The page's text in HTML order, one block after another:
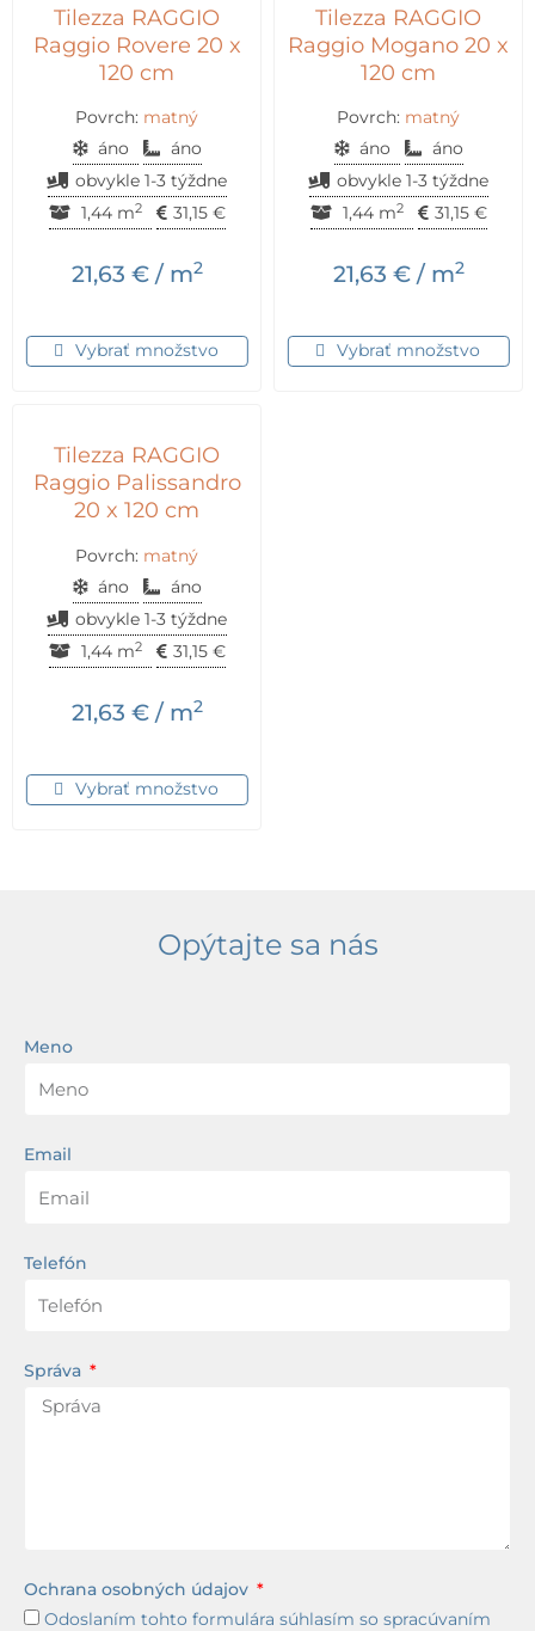
Tilezza RAGGIO
Raggio Rovere 20 x
120 cm
Povrch: matný
áno
áno
obvykle 1-3 týždne
1,44 m2 31,15 €
21,63 €/ m2
Vybrať množstvo
Tilezza RAGGIO
Raggio Mogano 20 x
120 cm
Povrch: matný
áno
áno
obvykle 1-3 týždne
1,44 m2 31,15 €
21,63 €/ m2
Vybrať množstvo
Tilezza RAGGIO
Raggio Palissandro
20 x 120 cm
Povrch: matný
áno
áno
obvykle 1-3 týždne
1,44 m2 31,15 €
21,63 €/ m2
Vybrať množstvo
Opýtajte sa nás
Meno
Email
Telefón
Správa
Ochrana osobných údajov
Odoslaním tohto formulára súhlasím so spracúvaním